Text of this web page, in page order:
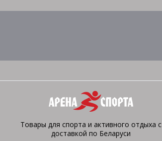
Товары для спорта и активного отдыха с
доставкой по Беларуси